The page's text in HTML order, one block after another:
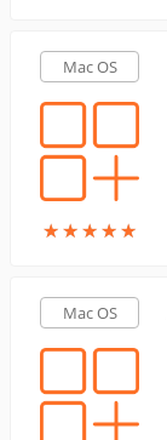
Mac OS
★★★★★
★★★★★
Mac OS